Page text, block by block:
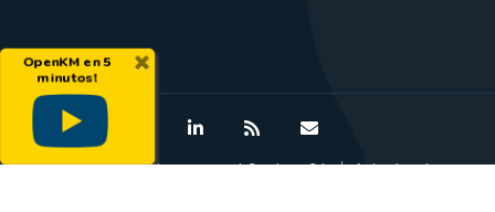
©Open Document Management System S.L.
Aviso legal
×
OpenKM en 5
minutos!